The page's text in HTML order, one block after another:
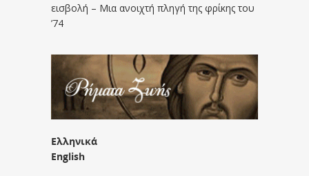
εισβολή – Μια ανοιχτή πληγή της φρίκης του
’74
Ελληνικά
English